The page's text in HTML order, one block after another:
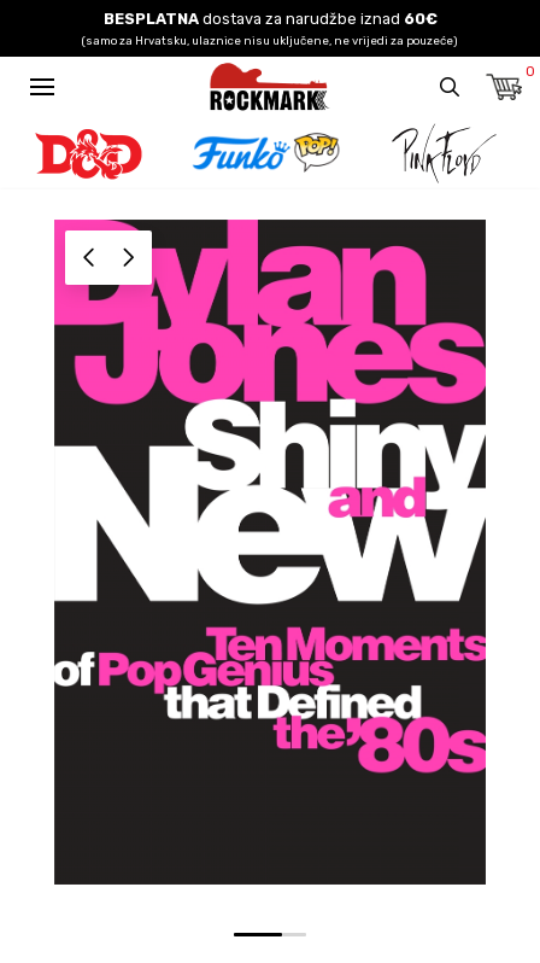
BESPLATNAdostava za narudžbe iznad 60€
(samo za Hrvatsku, ulaznice nisu uključene, ne vrijedi za pouzeće)
0
0 1